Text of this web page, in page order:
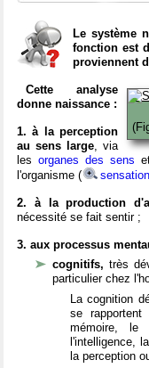
Le système
fonction est
proviennent
Cette analyse
donne naissance :
1. à la perception
au sens large, via
lesorganes des sens
l'organisme (
2. à la production
nécessité se fait sentir ;
3. aux processus
cognitifs,très
particulier chez
La cognition
se
mémoire, le
l'intelligence,
la perception